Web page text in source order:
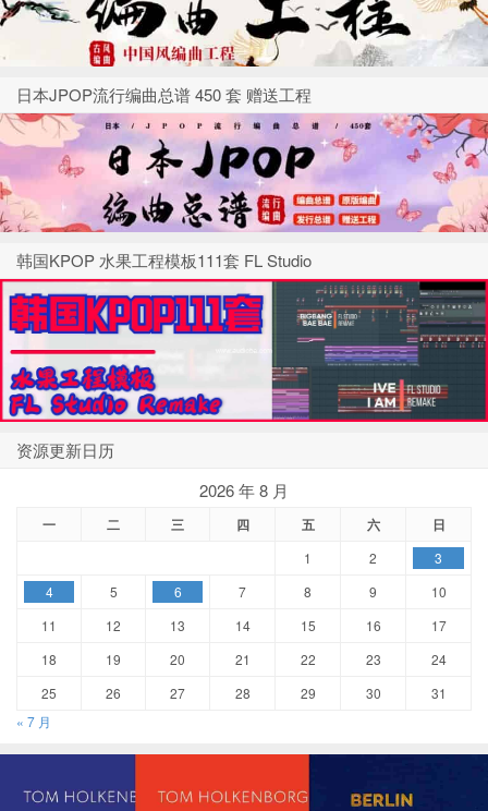
日本JPOP流行编曲总谱 450 套 赠送工程
韩国KPOP 水果工程模板111套 FL Studio
资源更新日历
2026 年 8 月
一 二 三 四 五 六 日
1 2
3
4
5 6 7 8 9
10
11
12 13 14 15 16
17
18
19 20 21 22 23
24
25
26 27 28 29 30
31
« 7 月